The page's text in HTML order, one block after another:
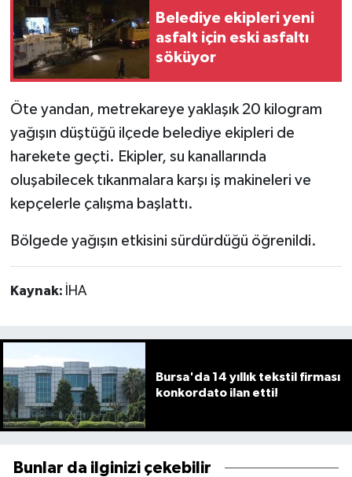
Belediye ekipleri yeni
asfalt için eski asfaltı
söküyor
Öte yandan, metrekareye yaklaşık 20 kilogram
yağışın düştüğü ilçede belediye ekipleri de
harekete geçti. Ekipler, su kanallarında
oluşabilecek tıkanmalara karşı iş makineleri ve
kepçelerle çalışma başlattı.
Bölgede yağışın etkisini sürdürdüğü öğrenildi.
Kaynak: İHA
Bursa'da 14 yıllık tekstil firması
konkordato ilan etti!
Bunlar da ilginizi çekebilir